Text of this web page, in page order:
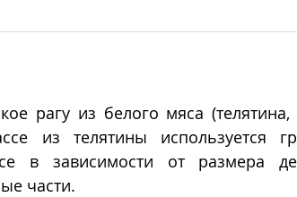
рагу из белого мяса (телятина,
из телятины используется
в зависимости от размера
части.